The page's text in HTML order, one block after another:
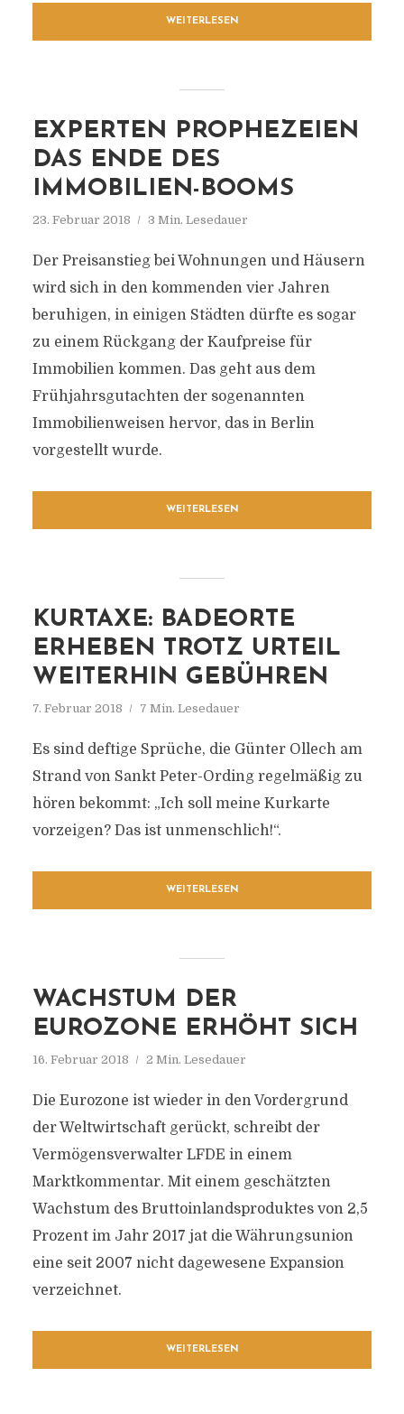
WEITERLESEN
EXPERTEN PROPHEZEIEN
DAS ENDE DES
IMMOBILIEN-BOOMS
23. Februar 2018 3 Min. Lesedauer
Der Preisanstieg bei Wohnungen und Häusern
wird sich in den kommenden vier Jahren
beruhigen, in einigen Städten dürfte es sogar
zu einem Rückgang der Kaufpreise für
Immobilien kommen. Das geht aus dem
Frühjahrsgutachten der sogenannten
Immobilienweisen hervor, das in Berlin
vorgestellt wurde.
WEITERLESEN
KURTAXE: BADEORTE
ERHEBEN TROTZ URTEIL
WEITERHIN GEBÜHREN
7. Februar 2018 7 Min. Lesedauer
Es sind deftige Sprüche, die Günter Ollech am
Strand von Sankt Peter-Ording regelmäßig zu
hören bekommt: „Ich soll meine Kurkarte
vorzeigen? Das ist unmenschlich!“.
WEITERLESEN
WACHSTUM DER
EUROZONE ERHÖHT SICH
16. Februar 2018 2 Min. Lesedauer
Die Eurozone ist wieder in den Vordergrund
der Weltwirtschaft gerückt, schreibt der
Vermögensverwalter LFDE in einem
Marktkommentar. Mit einem geschätzten
Wachstum des Bruttoinlandsproduktes von 2,5
Prozent im Jahr 2017 jat die Währungsunion
eine seit 2007 nicht dagewesene Expansion
verzeichnet.
WEITERLESEN